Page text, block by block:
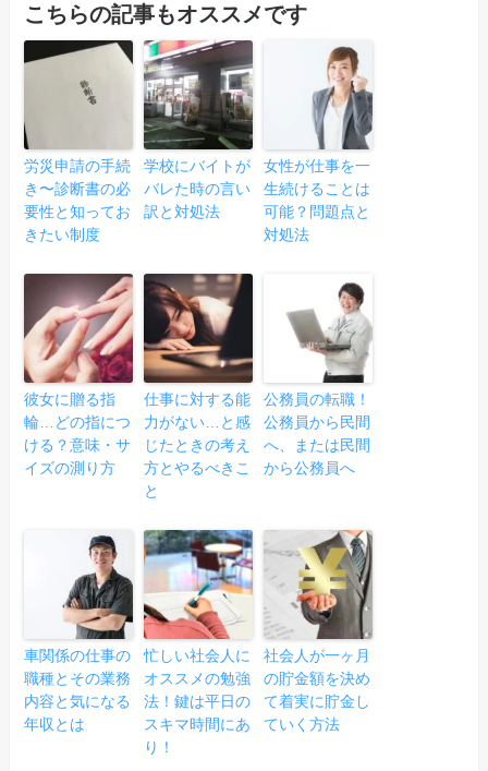
こちらの記事もオススメです
労災申請の手続
き〜診断書の必
要性と知ってお
きたい制度
学校にバイトが
バレた時の言い
訳と対処法
女性が仕事を一
生続けることは
可能？問題点と
対処法
彼女に贈る指
輪…どの指につ
ける？意味・サ
イズの測り方
仕事に対する能
力がない…と感
じたときの考え
方とやるべきこ
と
公務員の転職！
公務員から民間
へ、または民間
から公務員へ
車関係の仕事の
職種とその業務
内容と気になる
年収とは
忙しい社会人に
オススメの勉強
法！鍵は平日の
スキマ時間にあ
り！
社会人が一ヶ月
の貯金額を決め
て着実に貯金し
ていく方法